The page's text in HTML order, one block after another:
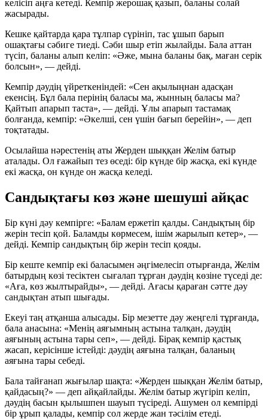
келісіп аңға кетеді. Кемпір жерошақ қазып, баланы солай
жасырады.
Кешке қайтарда қара тұлпар сүрініп, тас ұшып барып
ошақтағы сәбиге тиеді. Сәби шыр етіп жылайды. Бала аттан
түсіп, баланы алып келіп: «Әже, мына баланы бақ, маған серік
болсын», — дейді.
Кемпір дәудің үйреткеніндей: «Сен ақылыңнан адасқан
екенсің. Бұл бала перінің баласы ма, жынның баласы ма?
Қайтып апарып таста», — дейді. Ұлы апарып тастамақ
болғанда, кемпір: «Әкелші, сен үшін бағып берейін», — деп
тоқтатады.
Осылайша нәрестенің аты Жерден шыққан Желім батыр
аталады. Ол ғажайып тез өседі: бір күнде бір жасқа, екі күнде
екі жасқа, он күнде он жасқа келеді.
Сандықтағы көз және шешуші айқас
Бір күні дәу кемпірге: «Балам ержетіп қалды. Сандықтың бір
жерін тесіп қой. Баламды көрмесем, ішім жарылып кетер», —
дейді. Кемпір сандықтың бір жерін тесіп қояды.
Бір кеште кемпір екі баласымен әңгімелесіп отырғанда, Желім
батырдың көзі тесіктен сығалап тұрған дәудің көзіне түседі де:
«Аға, көз жылтырайды», — дейді. Ағасы қараған сәтте дәу
сандықтан атып шығады.
Екеуі таң атқанша алысады. Бір мезетте дәу жеңгелі тұрғанда,
бала анасына: «Менің аяғымның астына талқан, дәудің
аяғының астына тары сеп», — дейді. Бірақ кемпір қастық
жасап, керісінше істейді: дәудің аяғына талқан, баланың
аяғына тары себеді.
Бала тайғанап жығылар шақта: «Жерден шыққан Желім батыр,
қайдасың?» — деп айқайлайды. Желім батыр жүгіріп келіп,
дәудің басын қылышпен шауып түсіреді. Ашумен ол кемпірді
бір ұрып қалады, кемпір сол жерде жан тәсілім етеді.